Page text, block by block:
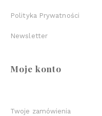
Polityka Prywatności
Newsletter
Moje konto
Twoje zamówienia